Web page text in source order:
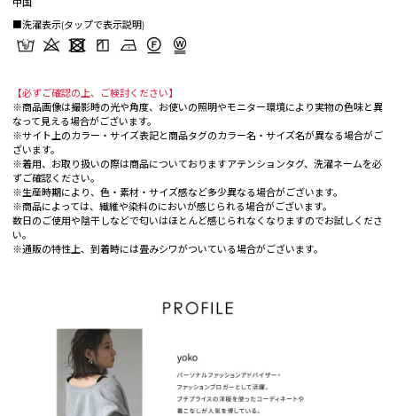
中国
■洗濯表示(タップで表示説明)
【必ずご確認の上、ご検討ください】
※商品画像は撮影時の光や角度、お使いの照明やモニター環境により実物の色味と異
なって見える場合がございます。
※サイト上のカラー・サイズ表記と商品タグのカラー名・サイズ名が異なる場合がご
ざいます。
※着用、お取り扱いの際は商品についておりますアテンションタグ、洗濯ネームを必
ずご確認ください。
※生産時期により、色・素材・サイズ感など多少異なる場合がございます。
※商品によっては、繊維や染料のにおいが感じられる場合がございます。
数日のご使用や陰干しなどで匂いはほとんど感じられなくなりますのでお試しくださ
い。
※通販の特性上、到着時には畳みシワがついている場合がございます。